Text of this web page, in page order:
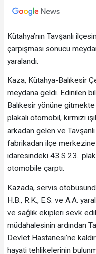
Kütahya’nın Tavşanlı
çarpışması sonucu
yaralandı.
Kaza, Kütahya-Balıkesir
meydana geldi. Edinilen
Balıkesir yönüne
plakalı otomobil, kırmızı
arkadan gelen ve
fabrikadan ilçe merkezine
idaresindeki 43 S 23..
otomobile çarptı.
Kazada, servis
H.B., R.K., E.S. ve A.A.
ve sağlık ekipleri sevk
müdahalesinin ardından
Devlet Hastanesi’ne
hayati tehlikelerinin